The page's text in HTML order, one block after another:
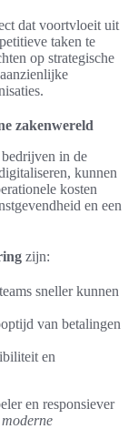
dat voortvloeit uit
taken te
op strategische
zakenwereld
in de
kunnen
kosten
en een
zijn:
sneller kunnen
van betalingen
en
en responsiever
moderne